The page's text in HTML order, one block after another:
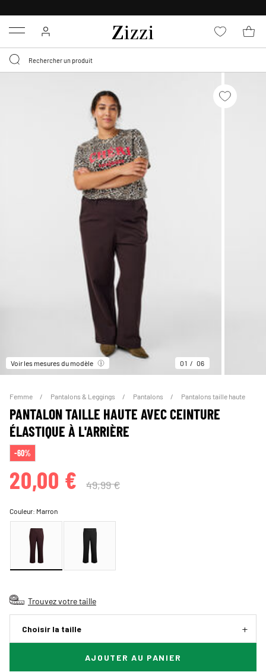
Menu
Voir les mesures du modèle 01 06
Femme Pantalons & Leggings Pantalons Pantalons taille haute
PANTALON TAILLE HAUTE AVEC CEINTURE
ÉLASTIQUE À L'ARRIÈRE
-60%
20,00 € 49,99 €
Couleur: Marron
Trouvez votre taille
Choisir la taille
AJOUTER AU PANIER